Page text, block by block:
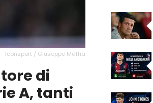
Iconsport / Giuseppe Maffia
di
A, tanti